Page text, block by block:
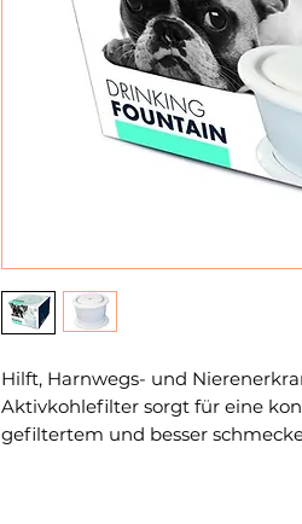
Hilft, Harnwegs- und
Aktivkohlefilter sorgt für eine
gefiltertem und besser